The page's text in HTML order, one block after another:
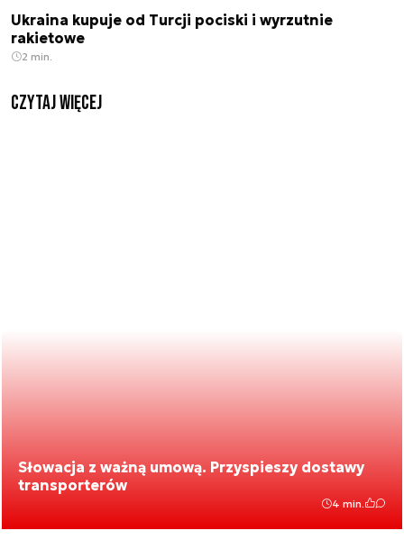
Ukraina kupuje od Turcji pociski i wyrzutnie
rakietowe
2 min.
czytaj więcej
Słowacja z ważną umową. Przyspieszy dostawy
transporterów
4 min.